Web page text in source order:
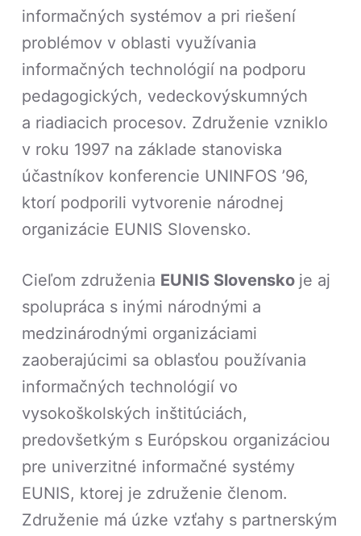
informačných systémov a pri riešení
problémov v oblasti využívania
informačných technológií na podporu
pedagogických, vedeckovýskumných
a riadiacich procesov. Združenie vzniklo
v roku 1997 na základe stanoviska
účastníkov konferencie UNINFOS ’96,
ktorí podporili vytvorenie národnej
organizácie EUNIS Slovensko.
Cieľom združenia EUNIS Slovensko je aj
spolupráca s inými národnými a
medzinárodnými organizáciami
zaoberajúcimi sa oblasťou používania
informačných technológií vo
vysokoškolských inštitúciách,
predovšetkým s Európskou organizáciou
pre univerzitné informačné systémy
EUNIS, ktorej je združenie členom.
Združenie má úzke vzťahy s partnerským